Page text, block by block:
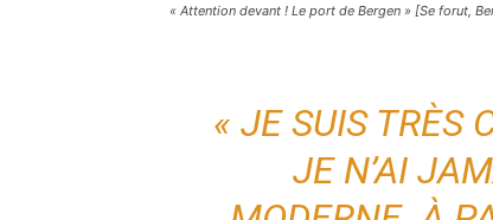
« Attention devant ! Le port de Bergen » [Se forut,
« JE SUIS TRÈS
JE N’AI